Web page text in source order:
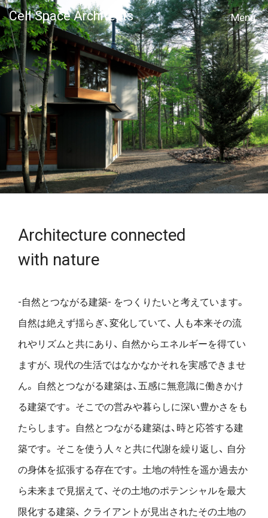
Cell Space Architects
MENU
Architecture connected
with nature
-自然とつながる建築- をつくりたいと考えています。
自然は絶えず揺らぎ、変化していて、
人も本来その流
れやリズムと共にあり、 自然からエネルギーを得てい
ますが、 現代の生活ではなかなかそれを実感できませ
ん。
自然とつながる建築は、五感に無意識に働きかけ
る建築です。 そこでの営みや暮らしに深い豊かさをも
たらします。
自然とつながる建築は、時と応答する建
築です。 そこを使う人々と共に代謝を繰り返し、 自分
の身体を拡張する存在です。 土地の特性を遥か過去か
ら未来まで見据えて、 その土地のポテンシャルを最大
限化する建築、 クライアントが見出されたその土地の